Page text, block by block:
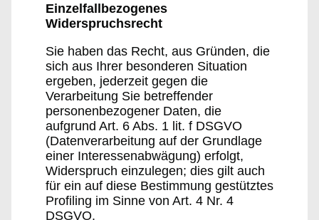
Einzelfallbezogenes
Widerspruchsrecht
Sie haben das Recht, aus Gründen, die
sich aus Ihrer besonderen Situation
ergeben, jederzeit gegen die
Verarbeitung Sie betreffender
personenbezogener Daten, die
aufgrund Art. 6 Abs. 1 lit. f DSGVO
(Datenverarbeitung auf der Grundlage
einer Interessenabwägung) erfolgt,
Widerspruch einzulegen; dies gilt auch
für ein auf diese Bestimmung gestütztes
Profiling im Sinne von Art. 4 Nr. 4
DSGVO.